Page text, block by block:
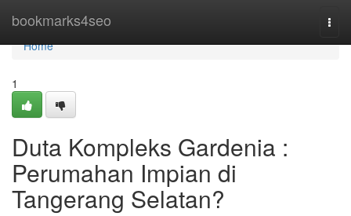
bookmarks4seo
Home
Home
1
Duta Kompleks Gardenia :
Perumahan Impian di
Tangerang Selatan?